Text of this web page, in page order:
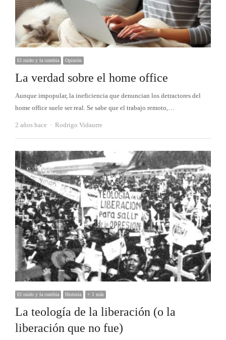
El ruido y la cumbia Opinión
La verdad sobre el home office
Aunque impopular, la ineficiencia que denuncian los detractores del
home office suele ser real. Se sabe que el trabajo remoto,…
2 años hace Autor
Rodrigo Vidaurre
El ruido y la cumbia Historia + 1 más
La teología de la liberación (o la
liberación que no fue)